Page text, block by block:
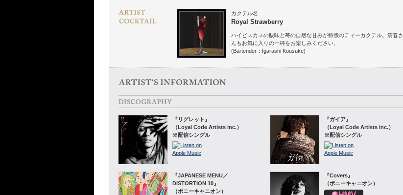
カクテル名
Royal Strawberry
ハイビスカスの酸味と苺の自然な甘みが特徴のティーカクテル。清春さ
んもお気に入りの一杯をお楽しみください。
(Bartender：Igarashi Kousuke)
『リグレット』
（Loyal Code Artists inc.）
※配信シングル
『ガイア』
（Loyal Code Artists inc.）
※配信シングル
『JAPANESE MENU／
DISTORTION 10』
（ポニーキャニオン）
『Covers』
（ポニーキャニオン）